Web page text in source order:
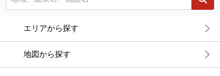
エリアから探す
地図から探す